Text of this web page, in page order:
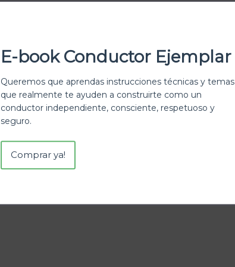
E-book Conductor Ejemplar
Queremos que aprendas instrucciones técnicas y temas
que realmente te ayuden a construirte como un
conductor independiente, consciente, respetuoso y
seguro.
Comprar ya!